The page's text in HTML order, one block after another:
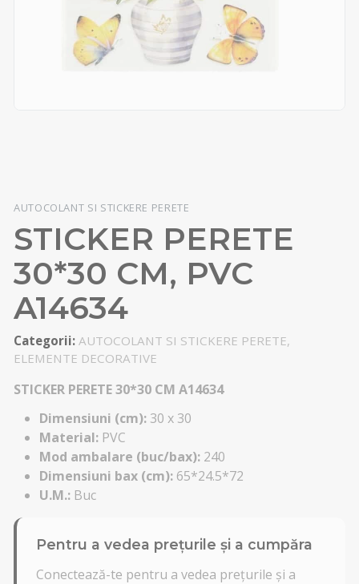
AUTOCOLANT SI STICKERE PERETE
STICKER PERETE
30*30 CM, PVC
A14634
Categorii: AUTOCOLANT SI STICKERE PERETE,
ELEMENTE DECORATIVE
STICKER PERETE 30*30 CM A14634
Dimensiuni (cm): 30 x 30
Material: PVC
Mod ambalare (buc/bax): 240
Dimensiuni bax (cm): 65*24.5*72
U.M.: Buc
Pentru a vedea prețurile și a cumpăra
Conectează-te pentru a vedea prețurile și a